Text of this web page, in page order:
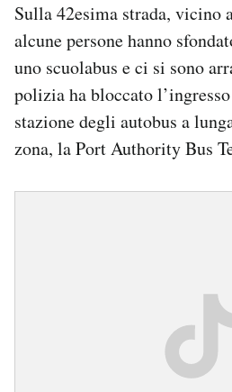
Sulla 42esima strada, vicino
alcune persone hanno
uno scuolabus e ci si sono
polizia ha bloccato
stazione degli autobus a
zona, la Port Authority Bus